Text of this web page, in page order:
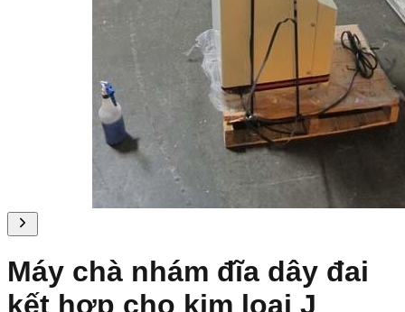
Máy chà nhám đĩa dây đai
kết hợp cho kim loại J